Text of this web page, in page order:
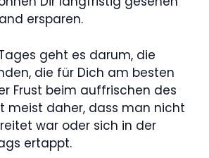
ersparen.
geht es darum, die
die für Dich am besten
Frust beim auffrischen des
meist daher, dass man nicht
war oder sich in der
ertappt.